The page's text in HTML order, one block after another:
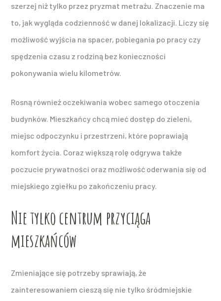
szerzej niż tylko przez pryzmat metrażu. Znaczenie ma
to, jak wygląda codzienność w danej lokalizacji. Liczy się
możliwość wyjścia na spacer, pobiegania po pracy czy
spędzenia czasu z rodziną bez konieczności
pokonywania wielu kilometrów.
Rosną również oczekiwania wobec samego otoczenia
budynków. Mieszkańcy chcą mieć dostęp do zieleni,
miejsc odpoczynku i przestrzeni, które poprawiają
komfort życia. Coraz większą rolę odgrywa także
poczucie prywatności oraz możliwość oderwania się od
miejskiego zgiełku po zakończeniu pracy.
Nie tylko centrum przyciąga
mieszkańców
Zmieniające się potrzeby sprawiają, że
zainteresowaniem cieszą się nie tylko śródmiejskie